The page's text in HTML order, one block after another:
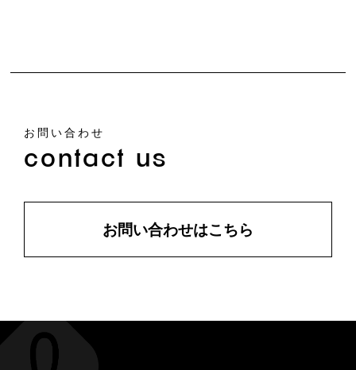
お問い合わせ
contact us
お問い合わせはこちら